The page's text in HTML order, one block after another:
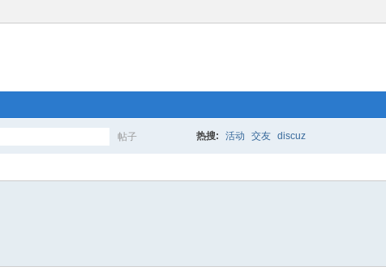
帖子 热搜: 活动 交友 discuz